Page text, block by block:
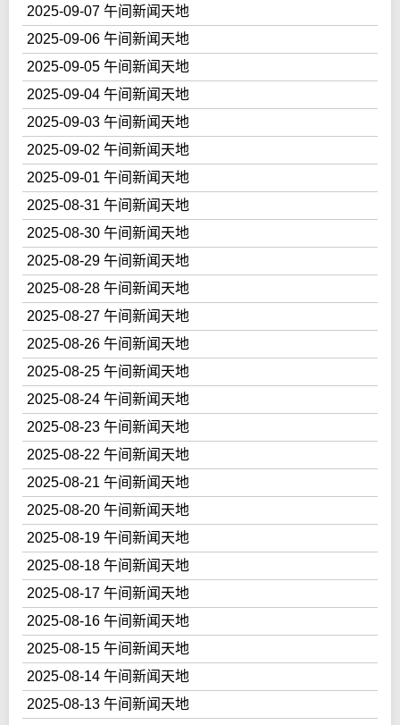
2025-09-07 午间新闻天地
2025-09-06 午间新闻天地
2025-09-05 午间新闻天地
2025-09-04 午间新闻天地
2025-09-03 午间新闻天地
2025-09-02 午间新闻天地
2025-09-01 午间新闻天地
2025-08-31 午间新闻天地
2025-08-30 午间新闻天地
2025-08-29 午间新闻天地
2025-08-28 午间新闻天地
2025-08-27 午间新闻天地
2025-08-26 午间新闻天地
2025-08-25 午间新闻天地
2025-08-24 午间新闻天地
2025-08-23 午间新闻天地
2025-08-22 午间新闻天地
2025-08-21 午间新闻天地
2025-08-20 午间新闻天地
2025-08-19 午间新闻天地
2025-08-18 午间新闻天地
2025-08-17 午间新闻天地
2025-08-16 午间新闻天地
2025-08-15 午间新闻天地
2025-08-14 午间新闻天地
2025-08-13 午间新闻天地